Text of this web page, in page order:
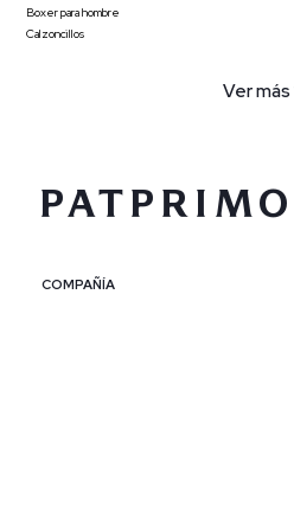
Boxer para hombre
Calzoncillos
Ver más
COMPAÑÍA